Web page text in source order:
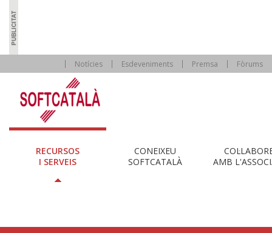
Notícies Esdeveniments Premsa Fòrums
RECURSOS
I SERVEIS
CONEIXEU
SOFTCATALÀ
AMB